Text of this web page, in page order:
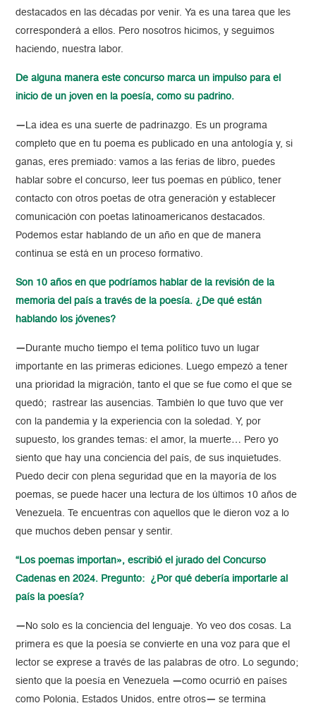
destacados en las décadas por venir. Ya es una tarea que les
corresponderá a ellos. Pero nosotros hicimos, y seguimos
haciendo, nuestra labor.
De alguna manera este concurso marca un impulso para el
inicio de un joven en la poesía, como su padrino.
— La idea es una suerte de padrinazgo. Es un programa
completo que en tu poema es publicado en una antología y, si
ganas, eres premiado: vamos a las ferias de libro, puedes
hablar sobre el concurso, leer tus poemas en público, tener
contacto con otros poetas de otra generación y establecer
comunicación con poetas latinoamericanos destacados.
Podemos estar hablando de un año en que de manera
continua se está en un proceso formativo.
Son 10 años en que podríamos hablar de la revisión de la
memoria del país a través de la poesía. ¿De qué están
hablando los jóvenes?
— Durante mucho tiempo el tema político tuvo un lugar
importante en las primeras ediciones. Luego empezó a tener
una prioridad la migración, tanto el que se fue como el que se
quedó; rastrear las ausencias. También lo que tuvo que ver
con la pandemia y la experiencia con la soledad. Y, por
supuesto, los grandes temas: el amor, la muerte… Pero yo
siento que hay una conciencia del país, de sus inquietudes.
Puedo decir con plena seguridad que en la mayoría de los
poemas, se puede hacer una lectura de los últimos 10 años de
Venezuela. Te encuentras con aquellos que le dieron voz a lo
que muchos deben pensar y sentir.
“Los poemas importan», escribió el jurado del Concurso
Cadenas en 2024. Pregunto: ¿Por qué debería importarle al
país la poesía?
— No solo es la conciencia del lenguaje. Yo veo dos cosas. La
primera es que la poesía se convierte en una voz para que el
lector se exprese a través de las palabras de otro. Lo segundo;
siento que la poesía en Venezuela —como ocurrió en países
como Polonia, Estados Unidos, entre otros— se termina